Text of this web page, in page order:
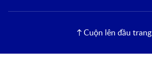
Cuộn lên đầu trang